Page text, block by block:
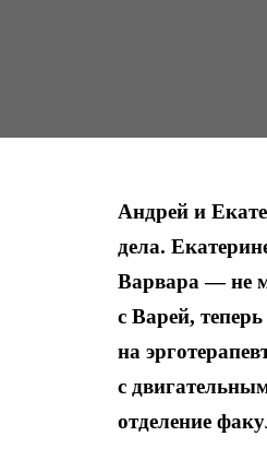
Андрей и
дела.
Варвара — не
с Варей,
на
с
отделение